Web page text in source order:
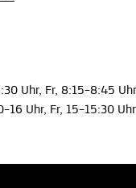
Uhr, Fr, 8:15–8:45 Uhr
Uhr, Fr, 15–15:30 Uhr